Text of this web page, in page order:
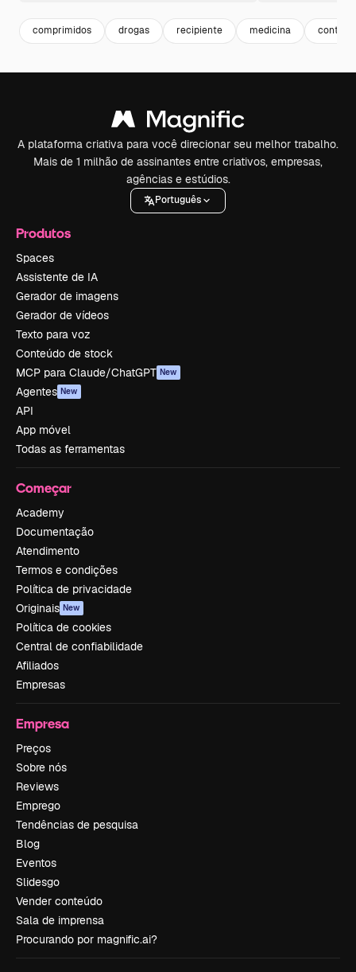
comprimidos drogas recipiente medicina
A plataforma criativa para você direcionar seu melhor trabalho.
Mais de 1 milhão de assinantes entre criativos, empresas,
agências e estúdios.
Português
Produtos
Spaces
Assistente de IA
Gerador de imagens
Gerador de vídeos
Texto para voz
Conteúdo de stock
MCP para Claude/ChatGPT New
Agentes New
API
App móvel
Todas as ferramentas
Começar
Academy
Documentação
Atendimento
Termos e condições
Política de privacidade
Originais New
Política de cookies
Central de confiabilidade
Afiliados
Empresas
Empresa
Preços
Sobre nós
Reviews
Emprego
Tendências de pesquisa
Blog
Eventos
Slidesgo
Vender conteúdo
Sala de imprensa
Procurando por magnific.ai?